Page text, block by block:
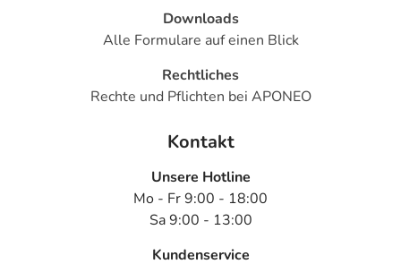
Downloads
Alle Formulare auf einen Blick
Rechtliches
Rechte und Pflichten bei APONEO
Kontakt
Unsere Hotline
Mo - Fr 9:00 - 18:00
Sa 9:00 - 13:00
Kundenservice